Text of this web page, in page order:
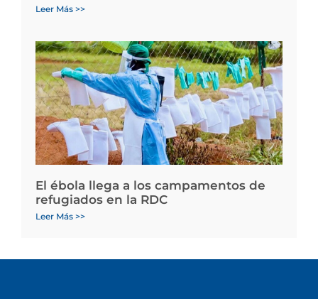
Leer Más >>
El ébola llega a los campamentos de
refugiados en la RDC
Leer Más >>